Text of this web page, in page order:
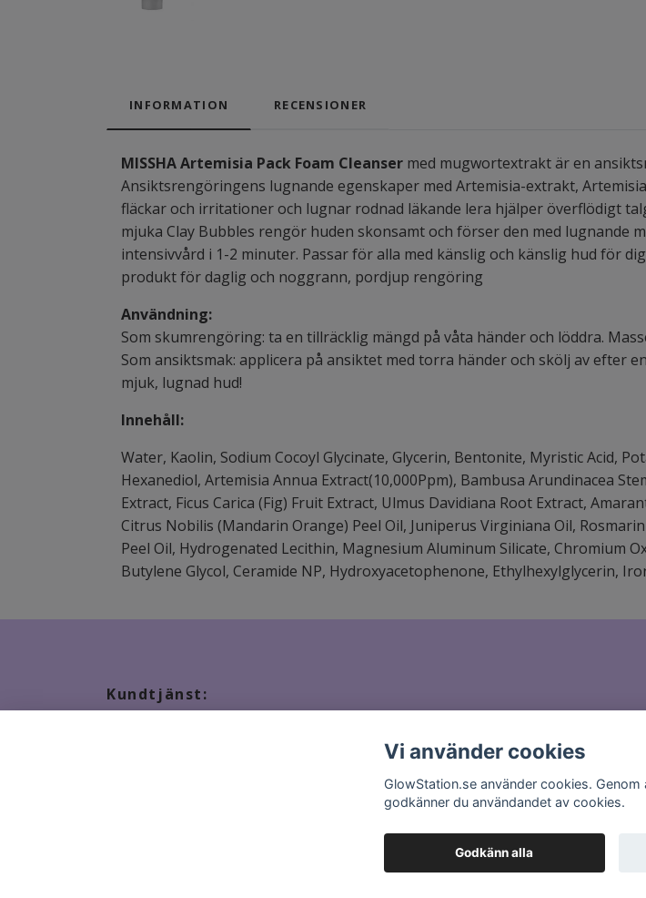
INFORMATION RECENSIONER
MISSHA Artemisia Pack Foam Cleanser med mugwortextrakt är en
Ansiktsrengöringens lugnande egenskaper med Artemisia-extrakt,
fläckar och irritationer och lugnar rodnad läkande lera hjälper överflödigt
mjuka Clay Bubbles rengör huden skonsamt och förser den med lugnande
intensivvård i 1-2 minuter. Passar för alla med känslig och känslig hud för
produkt för daglig och noggrann, pordjup rengöring
Användning:
Som skumrengöring: ta en tillräcklig mängd på våta händer och löddra.
Som ansiktsmak: applicera på ansiktet med torra händer och skölj av efter
mjuk, lugnad hud!
Innehåll:
Water, Kaolin, Sodium Cocoyl Glycinate, Glycerin, Bentonite, Myristic Acid,
Hexanediol, Artemisia Annua Extract(10,000Ppm), Bambusa Arundinacea
Extract, Ficus Carica (Fig) Fruit Extract, Ulmus Davidiana Root Extract,
Citrus Nobilis (Mandarin Orange) Peel Oil, Juniperus Virginiana Oil,
Peel Oil, Hydrogenated Lecithin, Magnesium Aluminum Silicate, Chromium
Butylene Glycol, Ceramide NP, Hydroxyacetophenone, Ethylhexylglycerin,
Kundtjänst:
Vi använder cookies
GlowStation.se använder cookies.
godkänner du användandet av cookies.
Godkänn alla